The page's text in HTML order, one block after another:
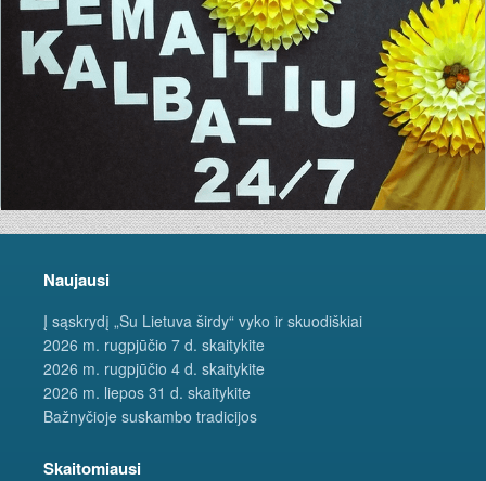
Naujausi
Į sąskrydį „Su Lietuva širdy“ vyko ir skuodiškiai
2026 m. rugpjūčio 7 d. skaitykite
2026 m. rugpjūčio 4 d. skaitykite
2026 m. liepos 31 d. skaitykite
Bažnyčioje suskambo tradicijos
Skaitomiausi